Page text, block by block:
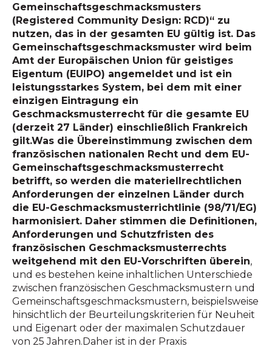
Gemeinschaftsgeschmacksmusters
(Registered Community Design: RCD)“ zu
nutzen, das in der gesamten EU gültig ist. Das
Gemeinschaftsgeschmacksmuster wird beim
Amt der Europäischen Union für geistiges
Eigentum (EUIPO) angemeldet und ist ein
leistungsstarkes System, bei dem mit einer
einzigen Eintragung ein
Geschmacksmusterrecht für die gesamte EU
(derzeit 27 Länder) einschließlich Frankreich
gilt.Was die Übereinstimmung zwischen dem
französischen nationalen Recht und dem EU-
Gemeinschaftsgeschmacksmusterrecht
betrifft, so werden die materiellrechtlichen
Anforderungen der einzelnen Länder durch
die EU-Geschmacksmusterrichtlinie (98/71/EG)
harmonisiert. Daher stimmen die Definitionen,
Anforderungen und Schutzfristen des
französischen Geschmacksmusterrechts
weitgehend mit den EU-Vorschriften überein,
und es bestehen keine inhaltlichen Unterschiede
zwischen französischen Geschmacksmustern und
Gemeinschaftsgeschmacksmustern, beispielsweise
hinsichtlich der Beurteilungskriterien für Neuheit
und Eigenart oder der maximalen Schutzdauer
von 25 Jahren.Daher ist in der Praxis